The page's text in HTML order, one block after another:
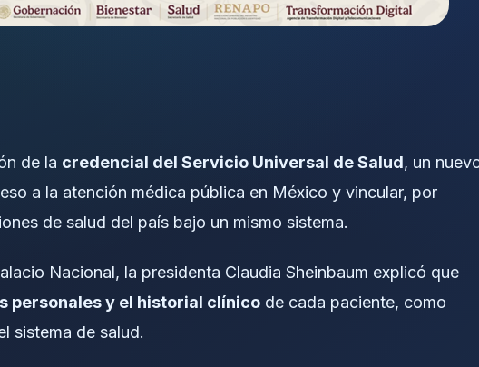
de la credencial del Servicio Universal de Salud, un
a la atención médica pública en México y vincular, por
de salud del país bajo un mismo sistema.
Nacional, la presidenta Claudia Sheinbaum explicó que
personales y el historial clínico de cada paciente, como
sistema de salud.